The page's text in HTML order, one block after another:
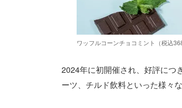
ワッフルコーンチョコミント（税込
2024年に初開催され、好評につ
ーツ、チルド飲料といった様々